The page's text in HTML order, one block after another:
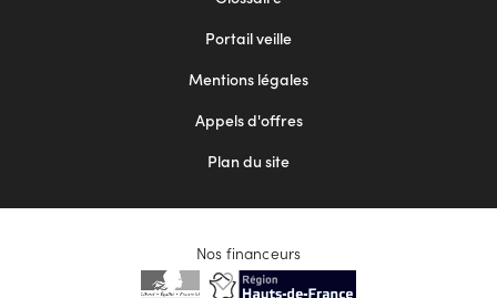
Portail veille
Mentions légales
Appels d'offres
Plan du site
Nos financeurs